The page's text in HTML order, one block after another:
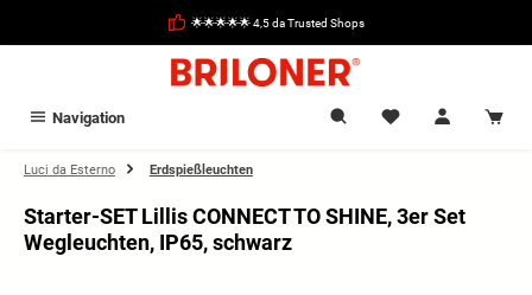
🌟🌟🌟🌟🌟 4,5 da Trusted Shops
Navigation
Luci da Esterno Erdspießleuchten
Starter-SET Lillis CONNECT TO SHINE, 3er Set
Wegleuchten, IP65, schwarz